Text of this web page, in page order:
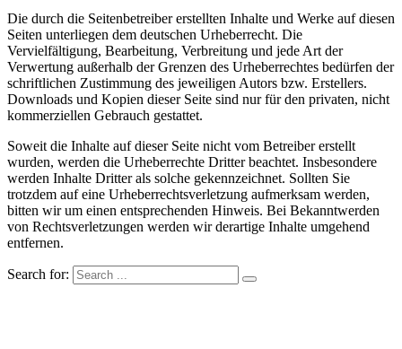
Die durch die Seitenbetreiber erstellten Inhalte und Werke auf diesen
Seiten unterliegen dem deutschen Urheberrecht. Die
Vervielfältigung, Bearbeitung, Verbreitung und jede Art der
Verwertung außerhalb der Grenzen des Urheberrechtes bedürfen der
schriftlichen Zustimmung des jeweiligen Autors bzw. Erstellers.
Downloads und Kopien dieser Seite sind nur für den privaten, nicht
kommerziellen Gebrauch gestattet.
Soweit die Inhalte auf dieser Seite nicht vom Betreiber erstellt
wurden, werden die Urheberrechte Dritter beachtet. Insbesondere
werden Inhalte Dritter als solche gekennzeichnet. Sollten Sie
trotzdem auf eine Urheberrechtsverletzung aufmerksam werden,
bitten wir um einen entsprechenden Hinweis. Bei Bekanntwerden
von Rechtsverletzungen werden wir derartige Inhalte umgehend
entfernen.
Search for: